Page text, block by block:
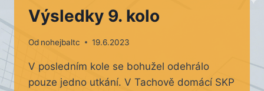
Výsledky 9. kolo
Od nohejbaltc 19.6.2023
V posledním kole se bohužel odehrálo
pouze jedno utkání. V Tachově domácí SKP